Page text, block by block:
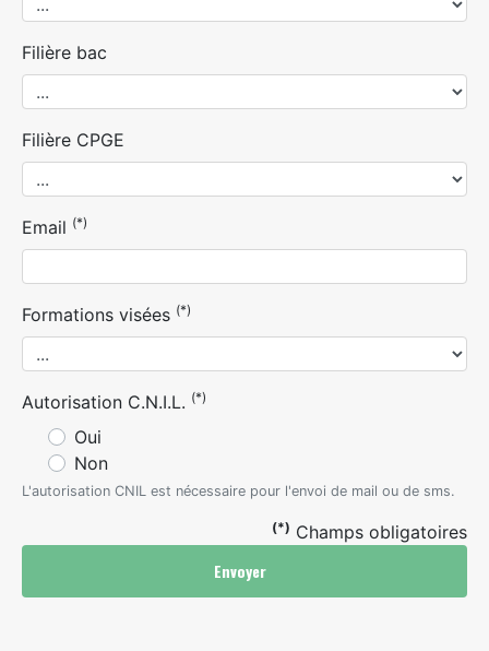
Filière bac
Filière CPGE
Email (*)
Formations visées (*)
Autorisation C.N.I.L. (*)
Oui
Non
L'autorisation CNIL est nécessaire pour l'envoi de mail ou de sms.
(*) Champs obligatoires
Envoyer